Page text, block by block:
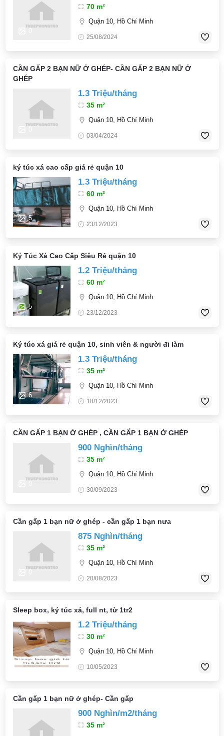
70 m²
Quận 10, Hồ Chí Minh
25/08/2024
CẦN GẤP 2 BẠN NỮ Ở GHÉP- CẦN GẤP 2 BẠN NỮ Ở
GHÉP
1.3 Triệu/tháng
35 m²
Quận 10, Hồ Chí Minh
03/04/2024
ký túc xá cao cấp giá rẻ quận 10
5
1.3 Triệu/tháng
60 m²
Quận 10, Hồ Chí Minh
23/12/2023
Ký Túc Xá Cao Cấp Siêu Rẻ quận 10
5
1.2 Triệu/tháng
60 m²
Quận 10, Hồ Chí Minh
23/12/2023
Ký túc xá giá rẻ quận 10, sinh viên & người đi làm
6
1.3 Triệu/tháng
35 m²
Quận 10, Hồ Chí Minh
18/12/2023
CẦN GẤP 1 BẠN Ở GHÉP , CẦN GẤP 1 BẠN Ở GHÉP
900 Nghìn/tháng
35 m²
Quận 10, Hồ Chí Minh
30/09/2023
Cần gấp 1 bạn nữ ở ghép - cần gấp 1 bạn nưa
875 Nghìn/tháng
35 m²
Quận 10, Hồ Chí Minh
20/08/2023
Sleep box, ký túc xá, full nt, từ 1tr2
3
1.2 Triệu/tháng
30 m²
Quận 10, Hồ Chí Minh
10/05/2023
Cần gấp 1 bạn nữ ở ghép- Cần gấp
900 Nghìn/m2/tháng
35 m²